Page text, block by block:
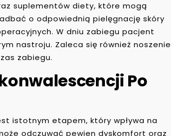
suplementów diety, które mogą
o odpowiednią pielęgnację skóry
W dniu zabiegu pacjent
nastroju. Zaleca się również noszenie
zabiegu.
Po
istotnym etapem, który wpływa na
odczuwać pewien dyskomfort oraz